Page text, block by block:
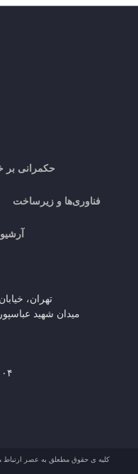
حکمرانی بر
فناوری‌ها و زیرساخت
آرشیو
تهران،
میدان شهید عباسپور، پلاک ۳، طبقه
کلیه ی حقوق مطعلق به عصر